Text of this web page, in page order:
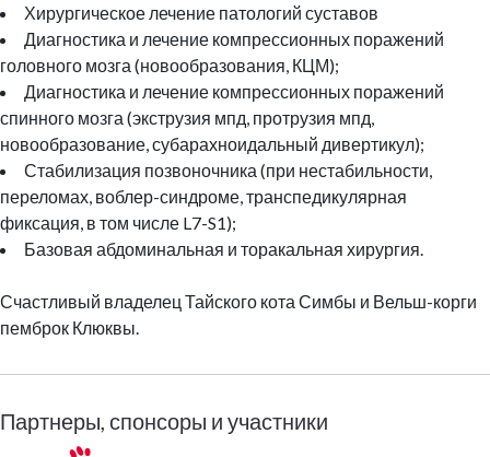
Хирургическое лечение патологий суставов
Диагностика и лечение компрессионных поражений
головного мозга (новообразования, КЦМ);
Диагностика и лечение компрессионных поражений
спинного мозга (экструзия мпд, протрузия мпд,
новообразование, субарахноидальный дивертикул);
Стабилизация позвоночника (при нестабильности,
переломах, воблер-синдроме, транспедикулярная
фиксация, в том числе L7-S1);
Базовая абдоминальная и торакальная хирургия.
Счастливый владелец Тайского кота Симбы и Вельш-корги
пемброк Клюквы.
Партнеры, спонсоры и участники